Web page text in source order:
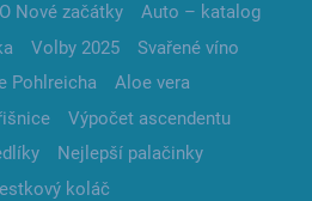
Nové začátky
Auto – katalog
Volby 2025
Svařené víno
Pohlreicha
Aloe vera
Výpočet ascendentu
Nejlepší palačinky
koláč